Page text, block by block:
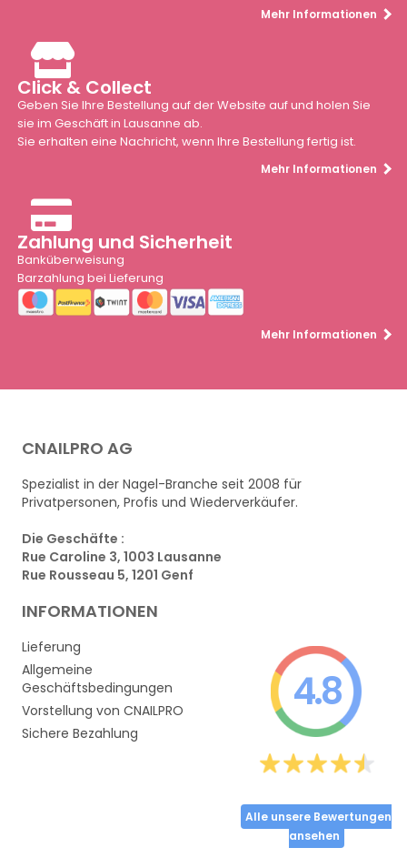
Mehr Informationen
Click & Collect
Geben Sie Ihre Bestellung auf der Website auf und holen Sie
sie im Geschäft in Lausanne ab.
Sie erhalten eine Nachricht, wenn Ihre Bestellung fertig ist.
Mehr Informationen
Zahlung und Sicherheit
Banküberweisung
Barzahlung bei Lieferung
Mehr Informationen
CNAILPRO AG
Spezialist in der Nagel-Branche seit 2008 für
Privatpersonen, Profis und Wiederverkäufer.
Die Geschäfte :
Rue Caroline 3, 1003 Lausanne
Rue Rousseau 5, 1201 Genf
INFORMATIONEN
Lieferung
Allgemeine
Geschäftsbedingungen
Vorstellung von CNAILPRO
Sichere Bezahlung
4.8
Alle unsere Bewertungen
ansehen